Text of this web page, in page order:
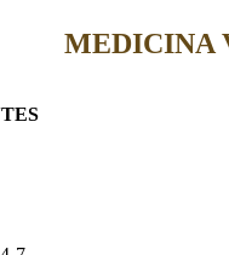
MEDICINA